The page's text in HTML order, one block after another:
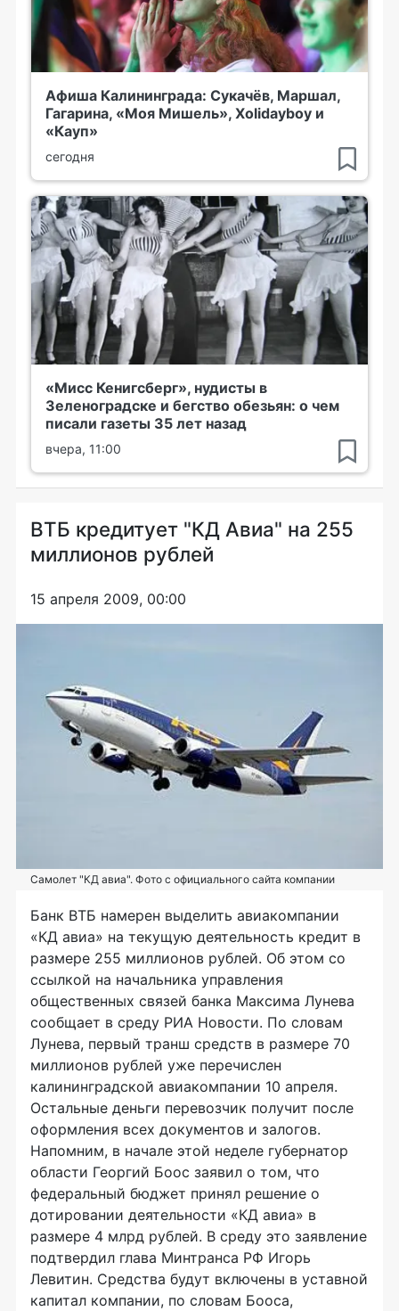
Афиша Калининграда: Сукачёв, Маршал,
Гагарина, «Моя Мишель», Xolidayboy и
«Кауп»
сегодня
«Мисс Кенигсберг», нудисты в
Зеленоградске и бегство обезьян: о чем
писали газеты 35 лет назад
вчера, 11:00
ВТБ кредитует "КД Авиа" на 255
миллионов рублей
15 апреля 2009, 00:00
Самолет "КД авиа". Фото с официального сайта компании
Банк ВТБ намерен выделить авиакомпании
«КД авиа» на текущую деятельность кредит в
размере 255 миллионов рублей. Об этом со
ссылкой на начальника управления
общественных связей банка Максима Лунева
сообщает в среду РИА Новости. По словам
Лунева, первый транш средств в размере 70
миллионов рублей уже перечислен
калининградской авиакомпании 10 апреля.
Остальные деньги перевозчик получит после
оформления всех документов и залогов.
Напомним, в начале этой неделе губернатор
области Георгий Боос заявил о том, что
федеральный бюджет принял решение о
дотировании деятельности «КД авиа» в
размере 4 млрд рублей. В среду это заявление
подтвердил глава Минтранса РФ Игорь
Левитин. Средства будут включены в уставной
капитал компании, по словам Бооса,